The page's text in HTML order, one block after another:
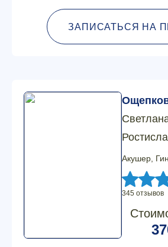
ЗАПИСАТЬСЯ НА
Акушер,
345 отзывов